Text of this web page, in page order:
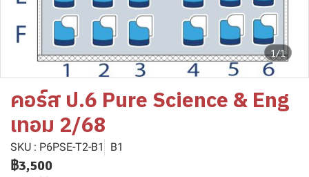
1/1
คอร์ส ป.6 Pure Science & Eng
เทอม 2/68
SKU : P6PSE-T2-B1 B1
฿3,500